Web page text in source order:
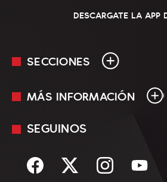
DESCARGATE LA APP
SECCIONES
En Vivo
Sociedad
MÁS INFORMACIÓN
Mediakit
Términos y condiciones
SEGUINOS